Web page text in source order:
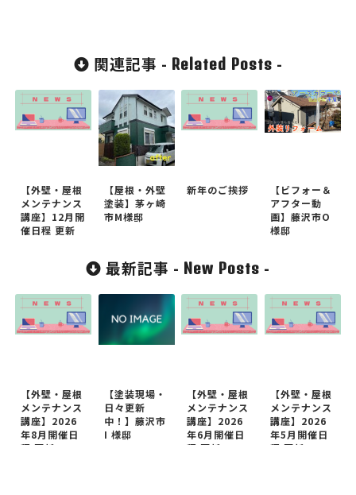
関連記事 - Related Posts -
【外壁・屋根
メンテナンス
講座】12月開
催日程 更新
【屋根・外壁
塗装】茅ヶ崎
市M様邸
新年のご挨拶
【ビフォー＆
アフター動
画】藤沢市O
様邸
最新記事 - New Posts -
【外壁・屋根
メンテナンス
講座】2026
年8月開催日
程 更新
【塗装現場・
日々更新
中！】藤沢市
I 様邸
【外壁・屋根
メンテナンス
講座】2026
年6月開催日
程 更新
【外壁・屋根
メンテナンス
講座】2026
年5月開催日
程 更新